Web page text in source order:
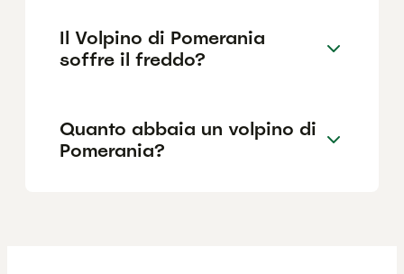
Il Volpino di Pomerania
soffre il freddo?
Quanto abbaia un volpino di
Pomerania?